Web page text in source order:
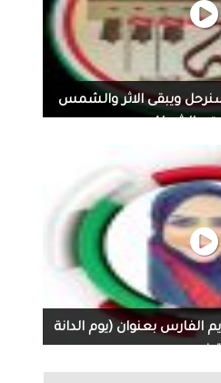
أن الشارقة تتنازل طوعاً عن حصتها من
مشاريع ⁧‫#برنامج_الشيخ_زايد_للإسكان‬⁩، للإمارات الأخرى،
وهو برنامج إسكان الشارقة.
أن لبرنامج إسكان
أساسية من أهمها تأمين المسكن
من البرنامج منذ انطلاقه
آلاف مستفيد، بمبلغ إجمالي يصل
: كبار السن لهم الأولوية
السمو الشيخ الدكتور
⁧‫#سلطان_بن_محمد_القاسمي‬⁩ عضو المجلس الأعلى
⁧‫#حاكم_الشارقة‬⁩، في مداخلة عبر برنامج ⁧‫#الخط_المباشر‬⁩، أن
لكبار السن، وأن الأولوية لهم بتوفير
مجاناً من أدوية وطبابة
ويبقى الاثر والشمس
الفارس بعنوان (يوم الدانة